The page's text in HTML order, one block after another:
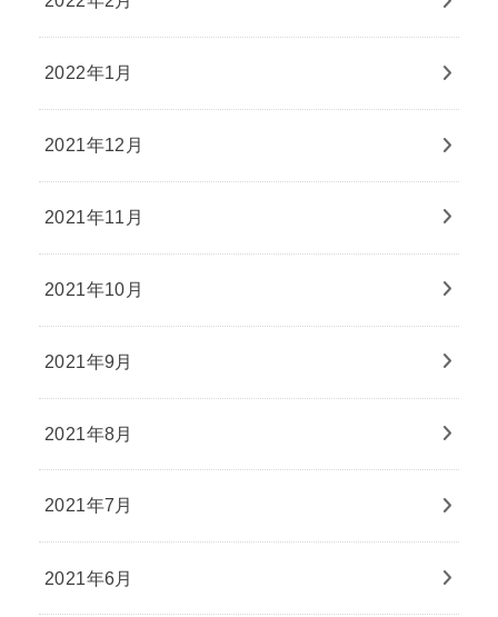
2022年1月
2021年12月
2021年11月
2021年10月
2021年9月
2021年8月
2021年7月
2021年6月